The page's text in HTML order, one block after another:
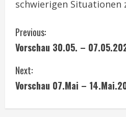
schwierigen Situationen
C
o
n
Previous:
Vorschau 30.05. –
Next:
Vorschau 07.Mai –